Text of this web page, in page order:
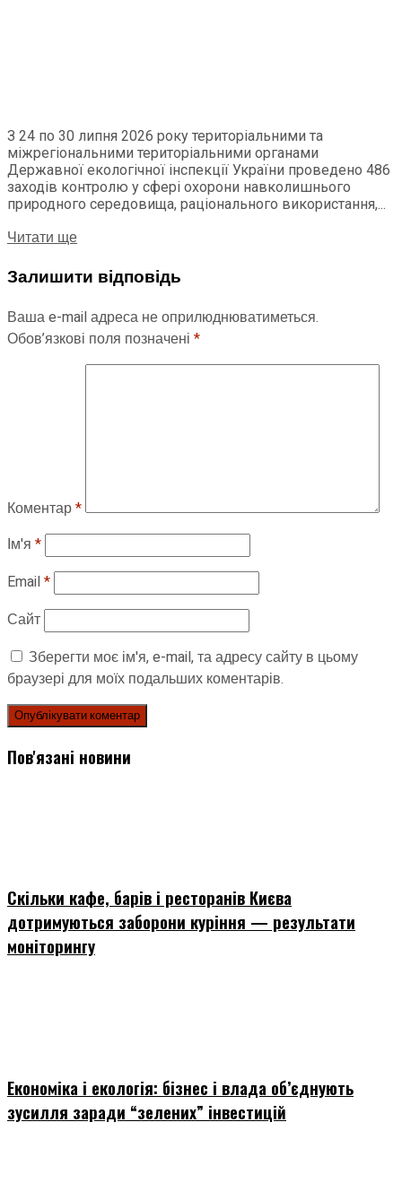
З 24 по 30 липня 2026 року територіальними та
міжрегіональними територіальними органами
Державної екологічної інспекції України проведено 486
заходів контролю у сфері охорони навколишнього
природного середовища, раціонального використання,...
Читати ще
Залишити відповідь
Ваша e-mail адреса не оприлюднюватиметься.
Обов’язкові поля позначені *
Коментар*
Ім'я *
Email*
Сайт
Зберегти моє ім'я, e-mail, та адресу сайту в цьому
браузері для моїх подальших коментарів.
Пов'язані новини
Скільки кафе, барів і ресторанів Києва
дотримуються заборони куріння — результати
моніторингу
Економіка і екологія: бізнес і влада об’єднують
зусилля заради “зелених” інвестицій